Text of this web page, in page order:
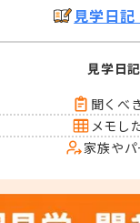
見学日記
見学日
聞くべ
メモし
家族や